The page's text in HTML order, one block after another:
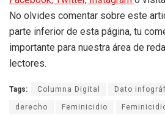
No olvides comentar sobre este
parte inferior de esta página, tu
importante para nuestra área de
lectores.
Tags: Columna Digital Dato
derecho Feminicidio